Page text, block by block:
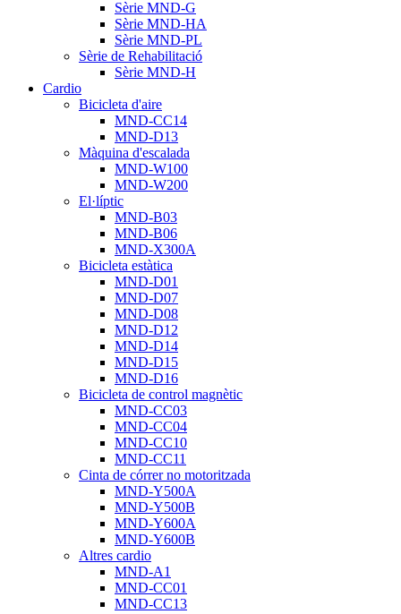
Sèrie MND-G
Sèrie MND-HA
Sèrie MND-PL
Sèrie de Rehabilitació
Sèrie MND-H
Cardio
Bicicleta d'aire
MND-CC14
MND-D13
Màquina d'escalada
MND-W100
MND-W200
El·líptic
MND-B03
MND-B06
MND-X300A
Bicicleta estàtica
MND-D01
MND-D07
MND-D08
MND-D12
MND-D14
MND-D15
MND-D16
Bicicleta de control magnètic
MND-CC03
MND-CC04
MND-CC10
MND-CC11
Cinta de córrer no motoritzada
MND-Y500A
MND-Y500B
MND-Y600A
MND-Y600B
Altres cardio
MND-A1
MND-CC01
MND-CC13